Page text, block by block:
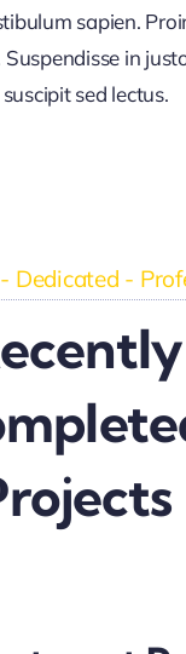
sapien.
in
sed lectus.
Dedicated -